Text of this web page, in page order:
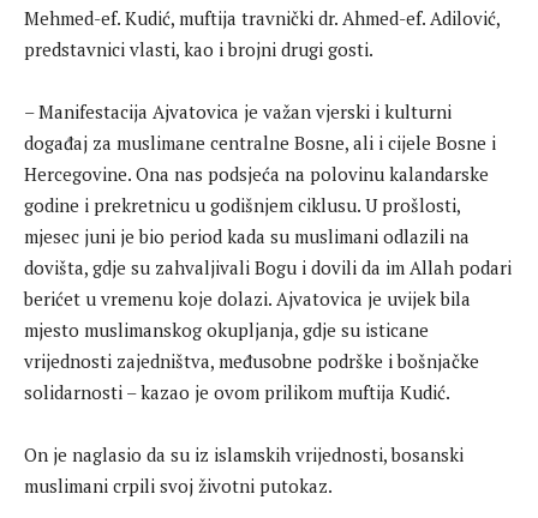
Mehmed-ef. Kudić, muftija travnički dr. Ahmed-ef. Adilović,
predstavnici vlasti, kao i brojni drugi gosti.
– Manifestacija Ajvatovica je važan vjerski i kulturni
događaj za muslimane centralne Bosne, ali i cijele Bosne i
Hercegovine. Ona nas podsjeća na polovinu kalandarske
godine i prekretnicu u godišnjem ciklusu. U prošlosti,
mjesec juni je bio period kada su muslimani odlazili na
dovišta, gdje su zahvaljivali Bogu i dovili da im Allah podari
berićet u vremenu koje dolazi. Ajvatovica je uvijek bila
mjesto muslimanskog okupljanja, gdje su isticane
vrijednosti zajedništva, međusobne podrške i bošnjačke
solidarnosti – kazao je ovom prilikom muftija Kudić.
On je naglasio da su iz islamskih vrijednosti, bosanski
muslimani crpili svoj životni putokaz.